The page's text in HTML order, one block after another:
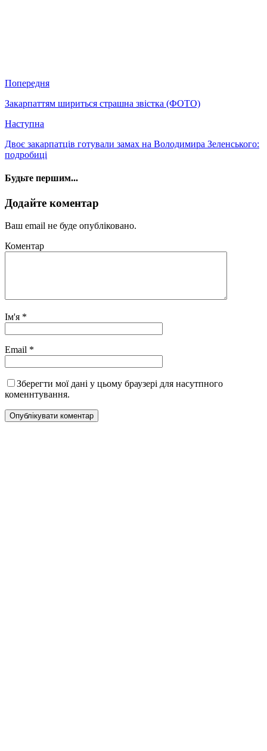
Попередня
Закарпаттям шириться страшна звістка (ФОТО)
Наступна
Двоє закарпатців готували замах на Володимира Зеленського:
подробиці
Будьте першим...
Додайте коментар
Ваш email не буде опубліковано.
Коментар
Ім'я *
Email *
Зберегти мої дані у цьому браузері для насутпного
коменнтування.